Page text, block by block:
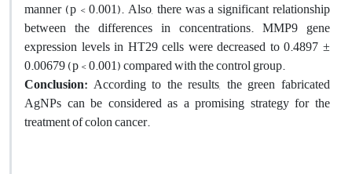
manner (p < 0.001). Also, there was a significant relationship
between the differences in concentrations. MMP9 gene
expression levels in HT29 cells were decreased to 0.4897 ±
0.00679 (p < 0.001) compared with the control group.
Conclusion: According to the results, the green fabricated
AgNPs can be considered as a promising strategy for the
treatment of colon cancer.